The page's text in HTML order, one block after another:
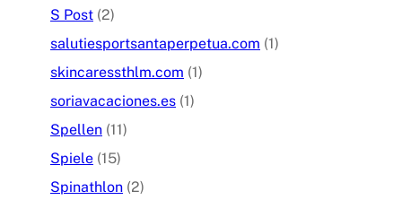
S Post (2)
salutiesportsantaperpetua.com (1)
skincaressthlm.com (1)
soriavacaciones.es (1)
Spellen (11)
Spiele (15)
Spinathlon (2)